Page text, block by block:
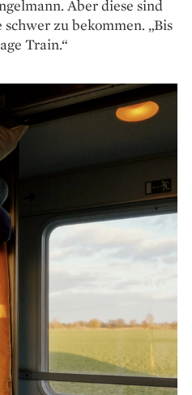
Aber diese sind
zu bekommen. „Bis
Train.“